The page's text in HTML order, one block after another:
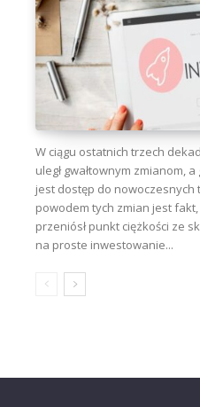
W ciągu ostatnich trzech
uległ gwałtownym zmianom,
jest dostęp do nowoczesnych
powodem tych zmian jest
przeniósł punkt ciężkości ze
na proste inwestowanie...